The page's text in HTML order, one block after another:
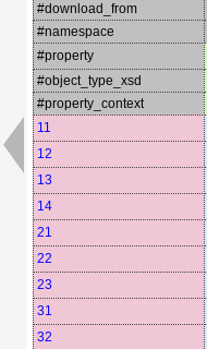
#download_from
#namespace
#property
#object_type_xsd
#property_context
11
12
13
14
21
22
23
31
32